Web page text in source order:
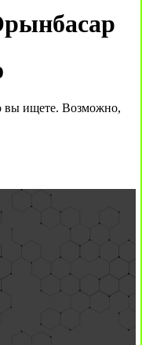
вы ищете. Возможно,